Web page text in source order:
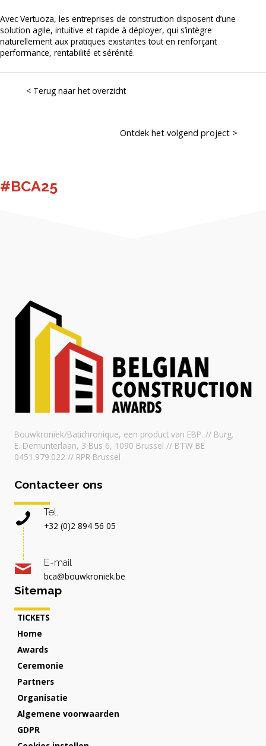
Avec Vertuoza, les entreprises de construction disposent d’une
solution agile, intuitive et rapide à déployer, qui s’intègre
naturellement aux pratiques existantes tout en renforçant
performance, rentabilité et sérénité.
< Terug naar het overzicht
Ontdek het volgend project >
#BCA25
Bouwkroniek/Batichronique, een product van EBP. // Burg.
E. Demunterlaan, 3 Bus 6, 1090 Brussel // BTW BE
0451.979.022 // RPR Brussel
Contacteer ons
Tel.
+32 (0)2 894 56 05
E-mail
bca@bouwkroniek.be
Sitemap
TICKETS
Home
Awards
Ceremonie
Partners
Organisatie
Algemene voorwaarden
GDPR